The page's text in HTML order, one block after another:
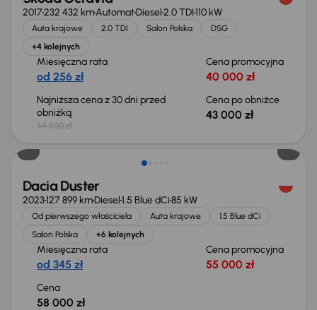
2017232 432 kmAutomatDiesel2.0 TDI110 kW
Auta krajowe 2.0 TDI Salon Polska
DSG
+4 kolejnych
Miesięczna rata
od 256 zł
Cena promocyjna
40 000 zł
Najniższa cena z 30 dni przed
obniżką
44 500 zł
Cena po obniżce
43 000 zł
Możliwość odliczenia VAT
Dacia Duster
2023127 899 kmDiesel1.5 Blue dCi85 kW
Od pierwszego właściciela Auta krajowe
1.5 Blue dCi
Salon Polska
+6 kolejnych
Miesięczna rata
od 345 zł
Cena promocyjna
55 000 zł
Cena
58 000 zł